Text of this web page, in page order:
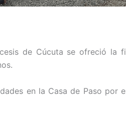
de Cúcuta se ofreció
en la Casa de Paso por